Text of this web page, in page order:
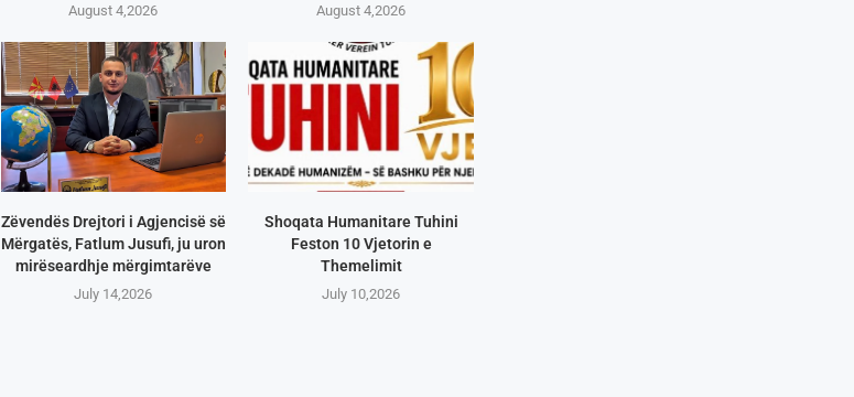
August 4,2026 August 4,2026
Zëvendës Drejtori i Agjencisë së
Mërgatës, Fatlum Jusufi, ju uron
mirëseardhje mërgimtarëve
July 14,2026
Shoqata Humanitare Tuhini
Feston 10 Vjetorin e
Themelimit
July 10,2026